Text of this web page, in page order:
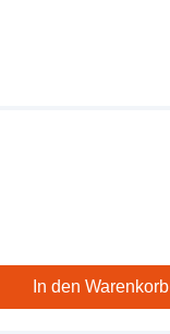
In den Warenkorb